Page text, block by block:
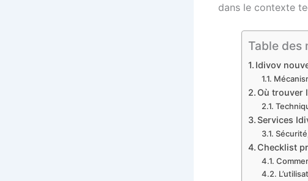
dans le contexte
Table des
Idivov
Où trouver
Services
Checklist